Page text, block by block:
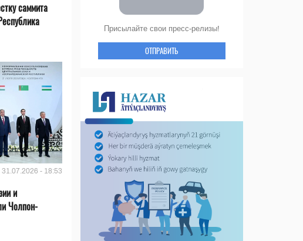
саммита
31.07.2026 - 18:53
и
Чолпон-
Присылайте свои пресс-релизы!
ОТПРАВИТЬ